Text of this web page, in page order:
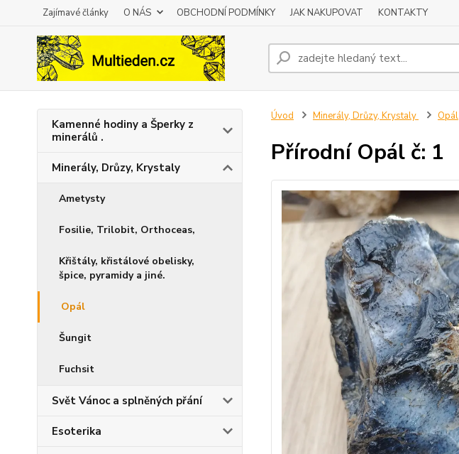
Zajímavé články O NÁS OBCHODNÍ PODMÍNKY JAK NAKUPOVAT KONTAKTY
Kamenné hodiny a Šperky z
minerálů .
Minerály, Drůzy, Krystaly
Ametysty
Fosilie, Trilobit, Orthoceas,
Křištály, křistálové obelisky,
špice, pyramidy a jiné.
Opál
Šungit
Fuchsit
Svět Vánoc a splněných přání
Esoterika
Úvod Minerály, Drůzy, Krystaly Opál
Přírodní Opál č: 1